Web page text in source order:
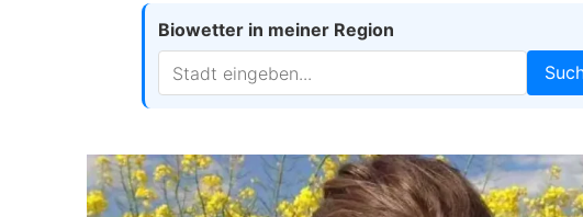
Biowetter in meiner Region